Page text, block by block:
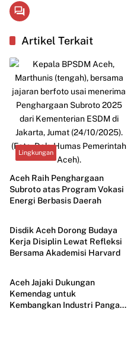
Artikel Terkait
Lingkungan
Aceh Raih Penghargaan
Subroto atas Program Vokasi
Energi Berbasis Daerah
Aceh
Disdik Aceh Dorong Budaya
Kerja Disiplin Lewat Refleksi
Bersama Akademisi Harvard
Aceh
Aceh Jajaki Dukungan
Kemendag untuk
Kembangkan Industri Pangan